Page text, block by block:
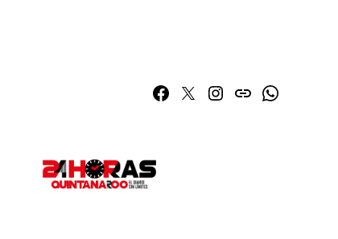
Facebook
TwitterInstagram
issuuWhatsapp